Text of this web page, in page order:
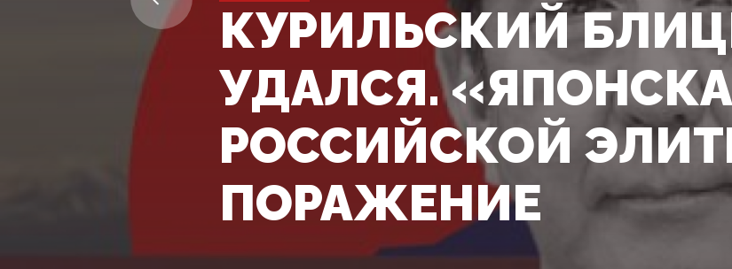
КУРИЛЬСКИЙ
УДАЛСЯ.
РОССИЙСКОЙ
ПОРАЖЕНИЕ